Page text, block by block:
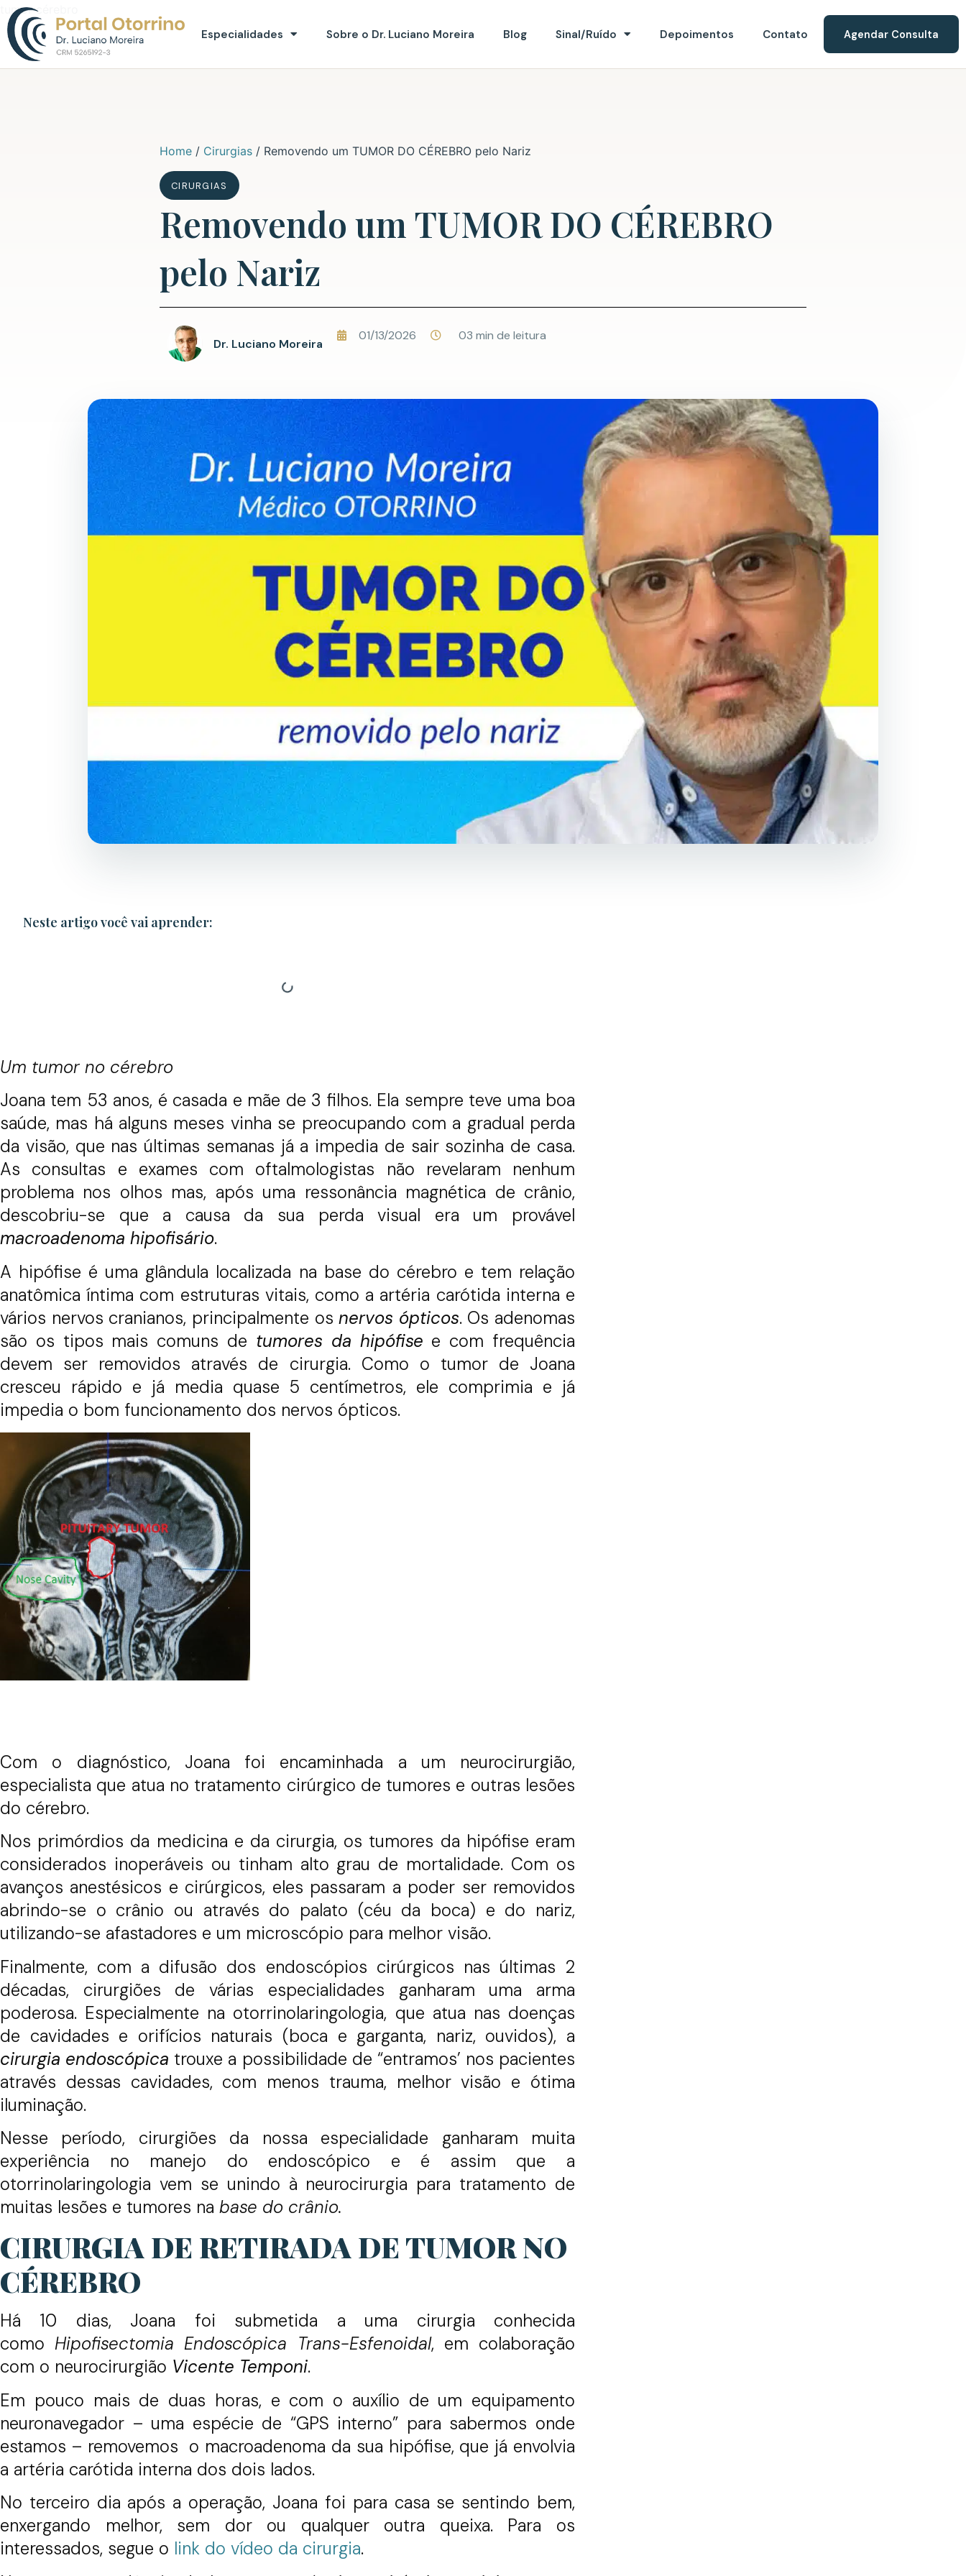
tumor cérebro
Especialidades
Sobre o Dr. Luciano Moreira Blog Sinal/Ruído Depoimentos Contato Agendar Consulta
Home / Cirurgias / Removendo um TUMOR DO CÉREBRO pelo Nariz
CIRURGIAS
Removendo um TUMOR DO CÉREBRO
pelo Nariz
Dr. Luciano Moreira
01/13/2026 03 min de leitura
Neste artigo você vai aprender:
Um tumor no cérebro
Joana tem 53 anos, é casada e mãe de 3 filhos. Ela sempre teve uma boa
saúde, mas há alguns meses vinha se preocupando com a gradual perda
da visão, que nas últimas semanas já a impedia de sair sozinha de casa.
As consultas e exames com oftalmologistas não revelaram nenhum
problema nos olhos mas, após uma ressonância magnética de crânio,
descobriu-se que a causa da sua perda visual era um provável
macroadenoma hipofisário.
A hipófise é uma glândula localizada na base do cérebro e tem relação
anatômica íntima com estruturas vitais, como a artéria carótida interna e
vários nervos cranianos, principalmente osnervos ópticos. Os adenomas
são os tipos mais comuns de tumores da hipófise e com frequência
devem ser removidos através de cirurgia. Como o tumor de Joana
cresceu rápido e já media quase 5 centímetros, ele comprimia e já
impedia o bom funcionamento dos nervos ópticos.
Com o diagnóstico, Joana foi encaminhada a um neurocirurgião,
especialista que atua no tratamento cirúrgico de tumores e outras lesões
do cérebro.
Nos primórdios da medicina e da cirurgia, os tumores da hipófise eram
considerados inoperáveis ou tinham alto grau de mortalidade. Com os
avanços anestésicos e cirúrgicos, eles passaram a poder ser removidos
abrindo-se o crânio ou através do palato (céu da boca) e do nariz,
utilizando-se afastadores e um microscópio para melhor visão.
Finalmente, com a difusão dos endoscópios cirúrgicos nas últimas 2
décadas, cirurgiões de várias especialidades ganharam uma arma
poderosa. Especialmente na otorrinolaringologia, que atua nas doenças
de cavidades e orifícios naturais (boca e garganta, nariz, ouvidos), a
cirurgia endoscópica trouxe a possibilidade de “entramos’ nos pacientes
através dessas cavidades, com menos trauma, melhor visão e ótima
iluminação.
Nesse período, cirurgiões da nossa especialidade ganharam muita
experiência no manejo do endoscópico e é assim que a
otorrinolaringologia vem se unindo à neurocirurgia para tratamento de
muitas lesões e tumores na base do crânio.
CIRURGIA DE RETIRADA DE TUMOR NO
CÉREBRO
Há 10 dias, Joana foi submetida a uma cirurgia conhecida
comoHipofisectomia Endoscópica Trans-Esfenoidal, em colaboração
com o neurocirurgião Vicente Temponi.
Em pouco mais de duas horas, e com o auxílio de um equipamento
neuronavegador – uma espécie de “GPS interno” para sabermos onde
estamos – removemos o macroadenoma da sua hipófise, que já envolvia
a artéria carótida interna dos dois lados.
No terceiro dia após a operação, Joana foi para casa se sentindo bem,
enxergando melhor, sem dor ou qualquer outra queixa. Para os
interessados, segue o link do vídeo da cirurgia.